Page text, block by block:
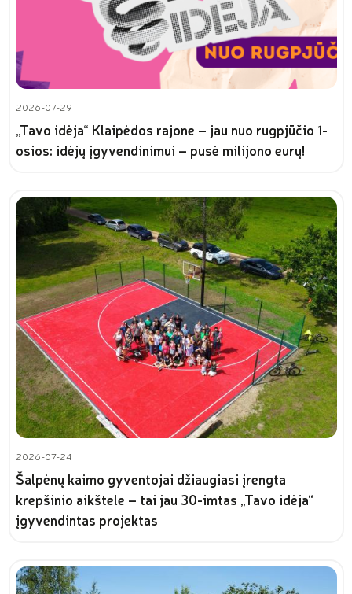
2026-07-29
„Tavo idėja“ Klaipėdos rajone – jau nuo rugpjūčio 1-
osios: idėjų įgyvendinimui – pusė milijono eurų!
2026-07-24
Šalpėnų kaimo gyventojai džiaugiasi įrengta
krepšinio aikštele – tai jau 30-imtas „Tavo idėja“
įgyvendintas projektas